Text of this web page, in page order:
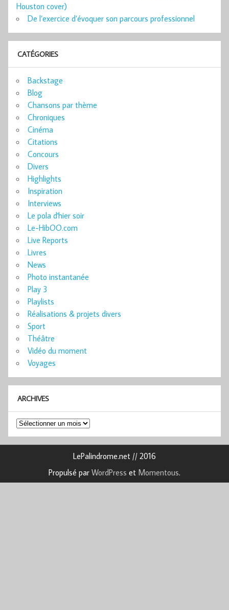
Houston cover)
De l’exercice d’évoquer son parcours professionnel
CATÉGORIES
Backstage
Blog
Chansons par thème
Chroniques
Cinéma
Citations
Concours
Divers
Highlights
Inspiration
Interviews
Le pola d'hier soir
Le-HibOO.com
Live Reports
Livres
News
Photo instantanée
Play 3
Playlists
Réalisations & projets divers
Sport
Théâtre
Vidéo du moment
Voyages
ARCHIVES
Archives
LePalindrome.net // 2016
Propulsé par WordPress et Momentous.